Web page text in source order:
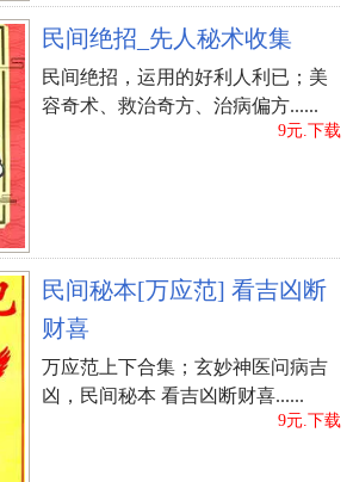
民间绝招_先人秘术收集
民间绝招，运用的好利人利已；美
容奇术、救治奇方、治病偏方......
9元.下载
民间秘本[万应范] 看吉凶断
财喜
万应范上下合集；玄妙神医问病吉
凶，民间秘本 看吉凶断财喜......
9元.下载